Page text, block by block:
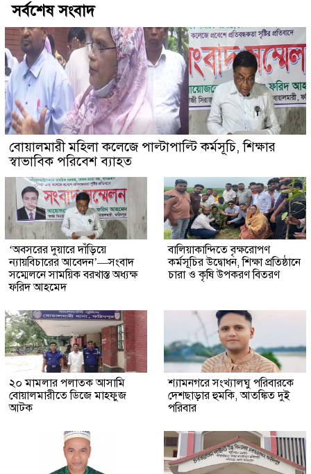
সর্বশেষ সংবাদ
বোয়ালমারী মহিলা কলেজে পাল্টাপাল্টি কর্মসূচি, শিক্ষার
স্বাভাবিক পরিবেশ ব্যাহত
‘অবসরের দুয়ারে দাঁড়িয়ে
ন্যায়বিচারের আবেদন’—সংবাদ
সম্মেলনে সাময়িক বরখাস্ত অধ্যক্ষ
ফরিদ আহমেদ
বালিয়াকান্দিতে বৃক্ষরোপণ
কর্মসূচির উদ্বোধন, শিক্ষা প্রতিষ্ঠানে
চারা ও কৃষি উপকরণ বিতরণ
২০ মামলার পলাতক আসামি
বোয়ালমারীতে ডিজে মাহফুজ
আটক
শ্যামনগরে সংখ্যালঘু পরিবারকে
দেশছাড়ার হুমকি, আতঙ্কিত দুই
পরিবার